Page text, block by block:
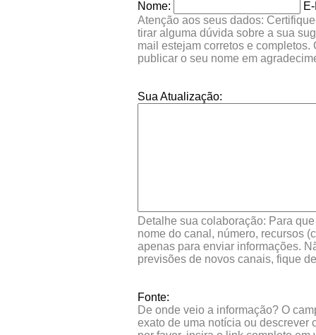
Nome:
Atenção aos seus dados:
tirar alguma dúvida sobre a sua
mail estejam corretos e
publicar o seu nome em
Sua Atualização:
Detalhe sua colaboração: Para
nome do canal, número, recursos
apenas para enviar informações.
previsões de novos canais, fique
Fonte:
De onde veio a informação? O
exato de uma notícia ou descrever